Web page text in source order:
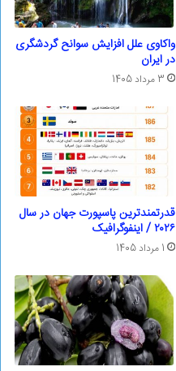
واکاوی علل افزایش سوانح گردشگری
در ایران
3 مرداد 1405
قدرتمندترین پاسپورت‌ جهان در سال
۲۰۲۶ / اینفوگرافیک
1 مرداد 1405